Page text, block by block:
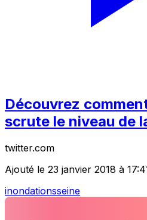
Découvrez
scrute le niveau de
twitter.com
Ajouté le 23 janvier 2018 à
inondationsseine